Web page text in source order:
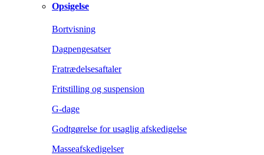
Opsigelse
Bortvisning
Dagpengesatser
Fratrædelsesaftaler
Fritstilling og suspension
G-dage
Godtgørelse for usaglig afskedigelse
Masseafskedigelser